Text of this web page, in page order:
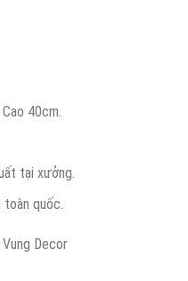
40cm.
tại xưởng.
quốc.